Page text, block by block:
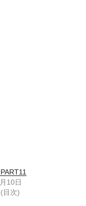
10日
目次)